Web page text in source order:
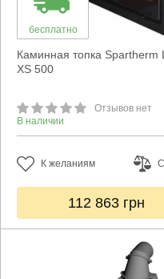
бесплатно
Каминная топка Spartherm
XS 500
Отзывов нет
В наличии
К желаниям
112 863 грн